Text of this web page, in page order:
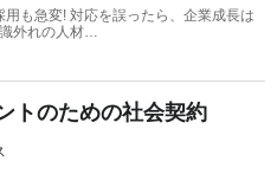
用も急変! 対応を誤ったら、企業成長は
外れの人材…
トのための社会契約